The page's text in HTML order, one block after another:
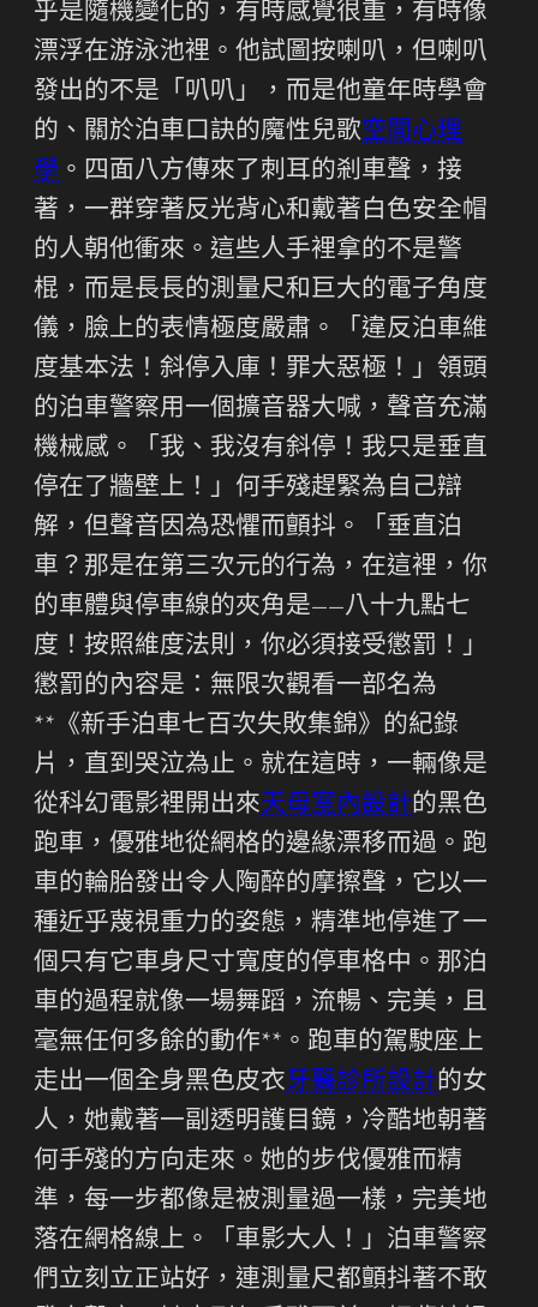
乎是隨機變化的，有時感覺很重，有時像
漂浮在游泳池裡。他試圖按喇叭，但喇叭
發出的不是「叭叭」，而是他童年時學會
的、關於泊車口訣的魔性兒歌空間心理
學 。四面八方傳來了刺耳的剎車聲，接
著，一群穿著反光背心和戴著白色安全帽
的人朝他衝來。這些人手裡拿的不是警
棍，而是長長的測量尺和巨大的電子角度
儀，臉上的表情極度嚴肅。「違反泊車維
度基本法！斜停入庫！罪大惡極！」領頭
的泊車警察用一個擴音器大喊，聲音充滿
機械感。「我、我沒有斜停！我只是垂直
停在了牆壁上！」何手殘趕緊為自己辯
解，但聲音因為恐懼而顫抖。「垂直泊
車？那是在第三次元的行為，在這裡，你
的車體與停車線的夾角是——八十九點七
度！按照維度法則，你必須接受懲罰！」
懲罰的內容是：無限次觀看一部名為
**《新手泊車七百次失敗集錦》的紀錄
片，直到哭泣為止。就在這時，一輛像是
從科幻電影裡開出來天母室內設計的黑色
跑車，優雅地從網格的邊緣漂移而過。跑
車的輪胎發出令人陶醉的摩擦聲，它以一
種近乎蔑視重力的姿態，精準地停進了一
個只有它車身尺寸寬度的停車格中。那泊
車的過程就像一場舞蹈，流暢、完美，且
毫無任何多餘的動作**。跑車的駕駛座上
走出一個全身黑色皮衣牙醫診所設計的女
人，她戴著一副透明護目鏡，冷酷地朝著
何手殘的方向走來。她的步伐優雅而精
準，每一步都像是被測量過一樣，完美地
落在網格線上。「車影大人！」泊車警察
們立刻立正站好，連測量尺都顫抖著不敢